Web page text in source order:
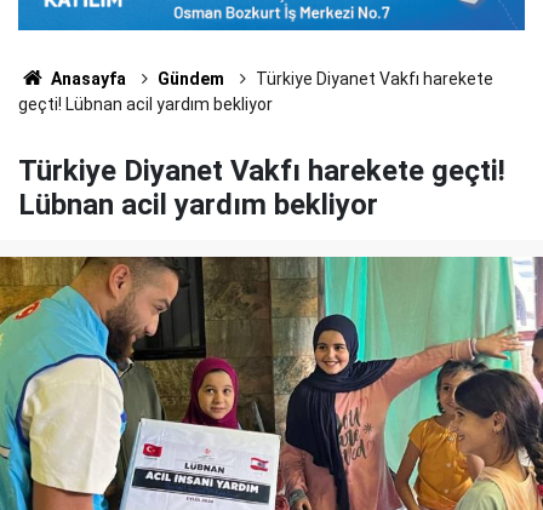
Anasayfa Gündem
Türkiye Diyanet Vakfı harekete
geçti! Lübnan acil yardım bekliyor
Türkiye Diyanet Vakfı harekete geçti!
Lübnan acil yardım bekliyor